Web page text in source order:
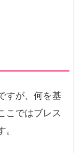
すが、何を基
こではブレス